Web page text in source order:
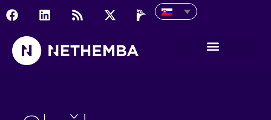
Aplikačná bezpečnosť